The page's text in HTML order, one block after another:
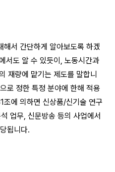
해서 간단하게 알아보도록 하겠
서도 알 수 있듯이, 노동시간과
재량에 맡기는 제도를 말합니
로 정한 특정 분야에 한해 적용
에 의하면 신상품/신기술 연구
업무, 신문방송 등의 사업에서
됩니다.